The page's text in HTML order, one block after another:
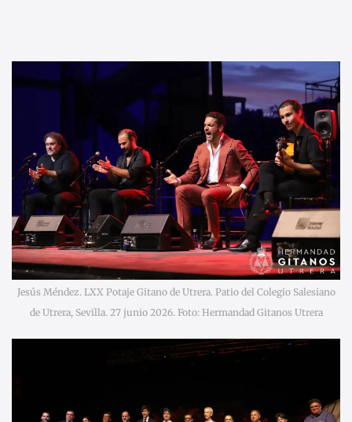
Jesús Méndez. LXX Potaje Gitano de Utrera. Patio del Colegio Salesiano
de Utrera, Sevilla. 27 junio 2026. Foto: Hermandad Gitanos Utrera